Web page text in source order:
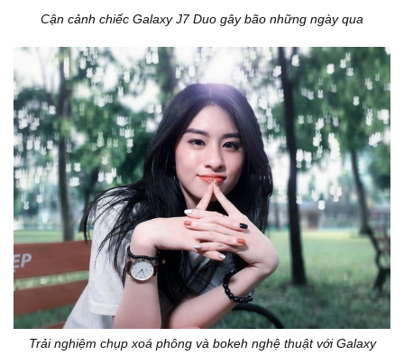
Cận cảnh chiếc Galaxy J7 Duo gây bão những ngày qua
Trải nghiệm chụp xoá phông và bokeh nghệ thuật với Galaxy